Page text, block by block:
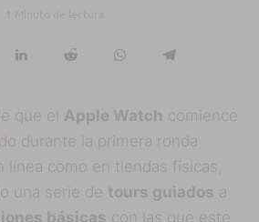
que el Apple Watch comience
durante la primera ronda
como en tiendas físicas,
una serie de tours guiados a
básicas con las que este